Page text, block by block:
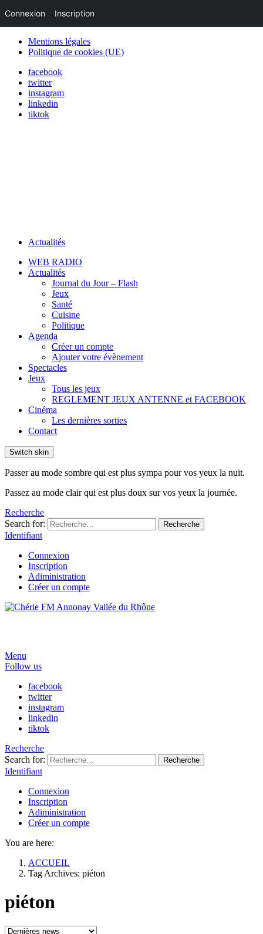
Mentions légales
Politique de cookies (UE)
facebook
twitter
instagram
linkedin
tiktok
Actualités
WEB RADIO
Actualités
Journal du Jour – Flash
Jeux
Santé
Cuisine
Politique
Agenda
Créer un compte
Ajouter votre évènement
Spectacles
Jeux
Tous les jeux
REGLEMENT JEUX ANTENNE et FACEBOOK
Cinéma
Les dernières sorties
Contact
Switch skin
Passer au mode sombre qui est plus sympa pour vos yeux la nuit.
Passez au mode clair qui est plus doux sur vos yeux la journée.
Recherche
Search for:
Recherche
Identifiant
Connexion
Inscription
Adiministration
Créer un compte
Menu
Follow us
facebook
twitter
instagram
linkedin
tiktok
Recherche
Search for:
Recherche
Identifiant
Connexion
Inscription
Adiministration
Créer un compte
You are here:
ACCUEIL
Tag Archives: piéton
piéton
Connexion Inscription